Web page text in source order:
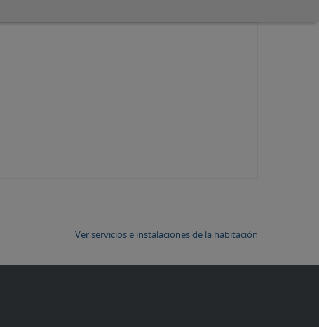
Ver servicios e instalaciones de la habitación